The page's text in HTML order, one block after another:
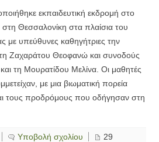
εκπαιδευτική εκδρομή στο
Θεσσαλονίκη στα πλαίσια του
με υπεύθυνες καθηγήτριες την
Ζαχαράτου Θεοφανώ και συνοδούς
τη Μουρατίδου Μελίνα. Οι μαθητές
με μια βιωματική πορεία
τους προδρόμους που οδήγησαν στη
Υποβολή σχολίου
29